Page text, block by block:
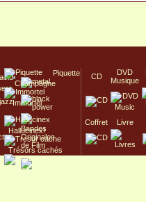
Piquette
Champagne
Immortel
Hallucinex!
Trésors cachés
Culte/Collector
CD
DVD
Musique
Coffret Livre